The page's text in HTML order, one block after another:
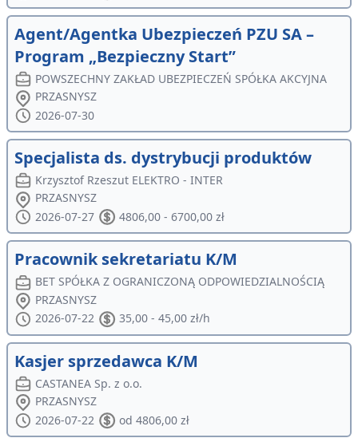
Agent/Agentka Ubezpieczeń PZU SA –
Program „Bezpieczny Start”
POWSZECHNY ZAKŁAD UBEZPIECZEŃ SPÓŁKA AKCYJNA
PRZASNYSZ
2026-07-30
Specjalista ds. dystrybucji produktów
Krzysztof Rzeszut ELEKTRO - INTER
PRZASNYSZ
2026-07-27
4806,00 - 6700,00 zł
Pracownik sekretariatu K/M
BET SPÓŁKA Z OGRANICZONĄ ODPOWIEDZIALNOŚCIĄ
PRZASNYSZ
2026-07-22
35,00 - 45,00 zł/h
Kasjer sprzedawca K/M
CASTANEA Sp. z o.o.
PRZASNYSZ
2026-07-22
od 4806,00 zł